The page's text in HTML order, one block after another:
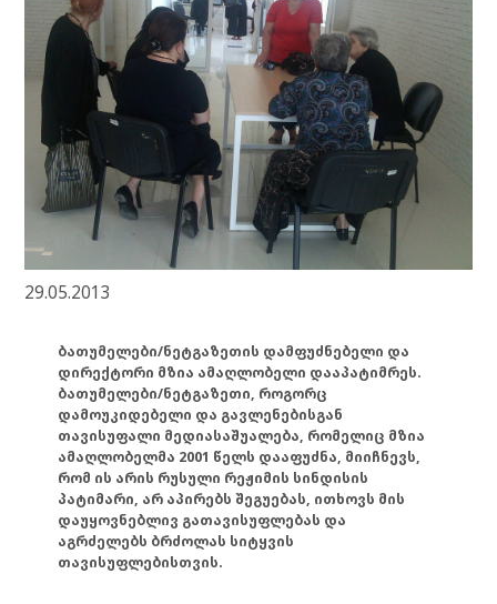
29.05.2013
ბათუმელები/ნეტგაზეთის დამფუძნებელი და
დირექტორი მზია ამაღლობელი დააპატიმრეს.
ბათუმელები/ნეტგაზეთი, როგორც
დამოუკიდებელი და გავლენებისგან
თავისუფალი მედიასაშუალება, რომელიც მზია
ამაღლობელმა 2001 წელს დააფუძნა, მიიჩნევს,
რომ ის არის რუსული რეჟიმის სინდისის
პატიმარი, არ აპირებს შეგუებას, ითხოვს მის
დაუყოვნებლივ გათავისუფლებას და
აგრძელებს ბრძოლას სიტყვის
თავისუფლებისთვის.